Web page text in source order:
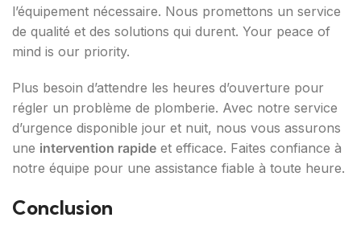
l’équipement nécessaire. Nous promettons un service
de qualité et des solutions qui durent. Your peace of
mind is our priority.
Plus besoin d’attendre les heures d’ouverture pour
régler un problème de plomberie. Avec notre service
d’urgence disponible jour et nuit, nous vous assurons
une intervention rapide et efficace. Faites confiance à
notre équipe pour une assistance fiable à toute heure.
Conclusion